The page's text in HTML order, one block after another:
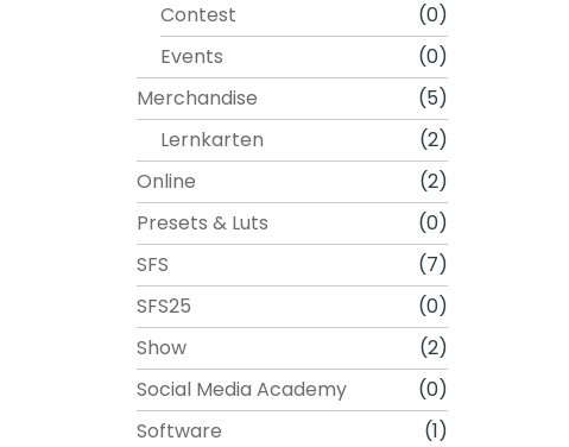
Contest
(0)
Events
(0)
Merchandise
(5)
Lernkarten
(2)
Online
(2)
Presets & Luts
(0)
SFS
(7)
SFS25
(0)
Show
(2)
Social Media Academy
(0)
Software
(1)